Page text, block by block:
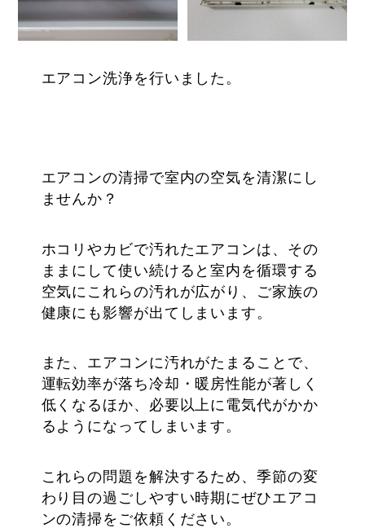
エアコン洗浄を行いました。
エアコンの清掃で室内の空気を清潔にし
ませんか？
ホコリやカビで汚れたエアコンは、その
ままにして使い続けると室内を循環する
空気にこれらの汚れが広がり、ご家族の
健康にも影響が出てしまいます。
また、エアコンに汚れがたまることで、
運転効率が落ち冷却・暖房性能が著しく
低くなるほか、必要以上に電気代がかか
るようになってしまいます。
これらの問題を解決するため、季節の変
わり目の過ごしやすい時期にぜひエアコ
ンの清掃をご依頼ください。